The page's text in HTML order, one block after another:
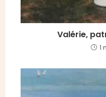
Valérie,
1